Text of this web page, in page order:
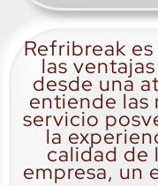
Refribreak
las
desde una
entiende las
servicio
la
calidad de
empresa, un